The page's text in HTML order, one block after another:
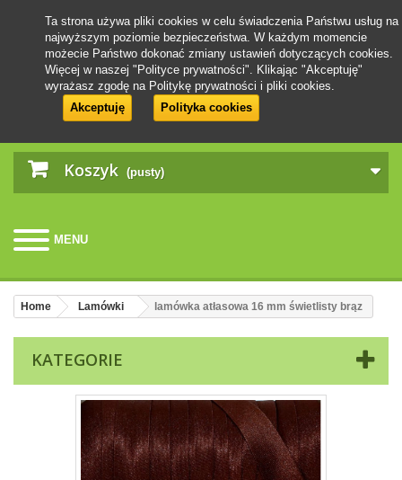
Koszyk (pusty)
MENU
Ta strona używa pliki cookies w celu świadczenia Państwu usług na
najwyższym poziomie bezpieczeństwa. W każdym momencie
możecie Państwo dokonać zmiany ustawień dotyczących cookies.
Więcej w naszej "Polityce prywatności". Klikając "Akceptuję"
wyrażasz zgodę na Politykę prywatności i pliki cookies.
Akceptuję
Polityka cookies
Home Lamówki lamówka atłasowa 16 mm świetlisty brąz
KATEGORIE